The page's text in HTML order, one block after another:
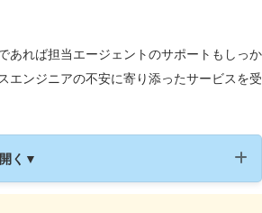
あれば担当エージェントのサポートもしっか
エンジニアの不安に寄り添ったサービスを受
く▼